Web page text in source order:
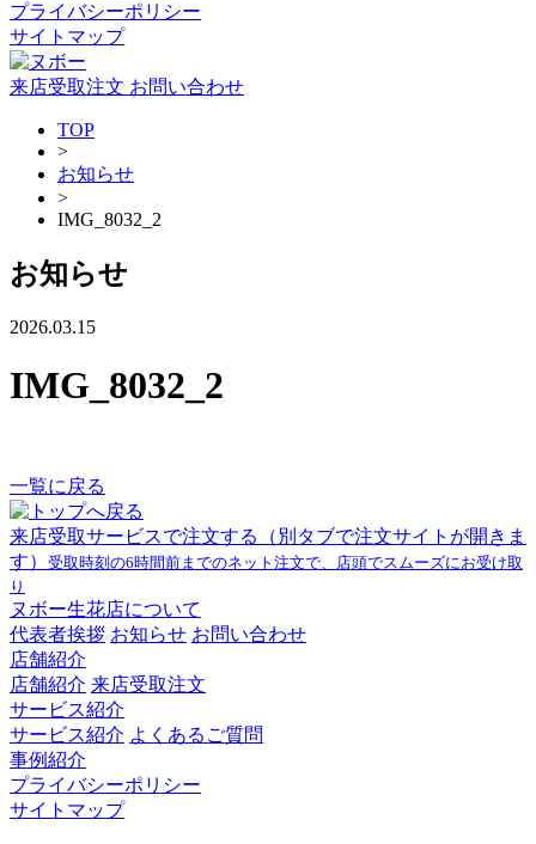
プライバシーポリシー
サイトマップ
来店受取注文 お問い合わせ
TOP
>
お知らせ
>
IMG_8032_2
お知らせ
2026.03.15
IMG_8032_2
一覧に戻る
来店受取サービスで注文する
（別タブで注文サイトが開きま
す） 受取時刻の6時間前までのネット注文で、店頭でスムーズにお受け取
り
ヌボー生花店について
代表者挨拶 お知らせ お問い合わせ
店舗紹介
店舗紹介 来店受取注文
サービス紹介
サービス紹介 よくあるご質問
事例紹介
プライバシーポリシー
サイトマップ